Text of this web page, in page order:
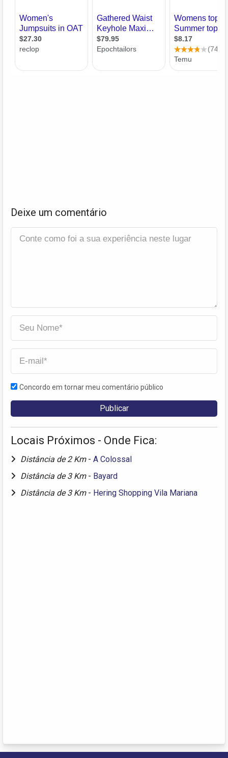
Deixe um comentário
Concordo em tornar meu comentário público
Locais Próximos - Onde Fica:
Distância de 2 Km - A Colossal
Distância de 3 Km - Bayard
Distância de 3 Km - Hering Shopping Vila Mariana